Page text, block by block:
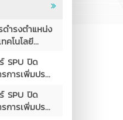
ำรงตำแหน่ง
คโนโลยี...
SPU ปิด
การเพิ่มปร...
SPU ปิด
การเพิ่มปร...